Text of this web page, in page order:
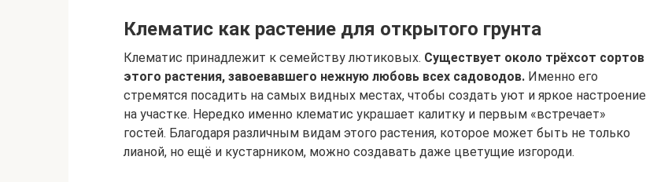
Клематис как растение для открытого грунта
Клематис принадлежит к семейству лютиковых. Существует около трёхсот сортов
этого растения, завоевавшего нежную любовь всех садоводов. Именно его
стремятся посадить на самых видных местах, чтобы создать уют и яркое настроение
на участке. Нередко именно клематис украшает калитку и первым «встречает»
гостей. Благодаря различным видам этого растения, которое может быть не только
лианой, но ещё и кустарником, можно создавать даже цветущие изгороди.